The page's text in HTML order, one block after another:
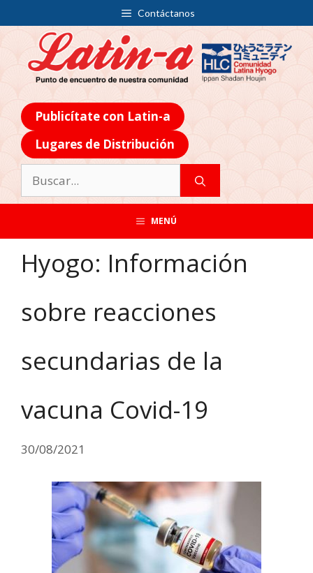
Contáctanos
Publicítate con Latin-a
Lugares de Distribución
MENÚ
Hyogo: Información
sobre reacciones
secundarias de la
vacuna Covid-19
30/08/2021